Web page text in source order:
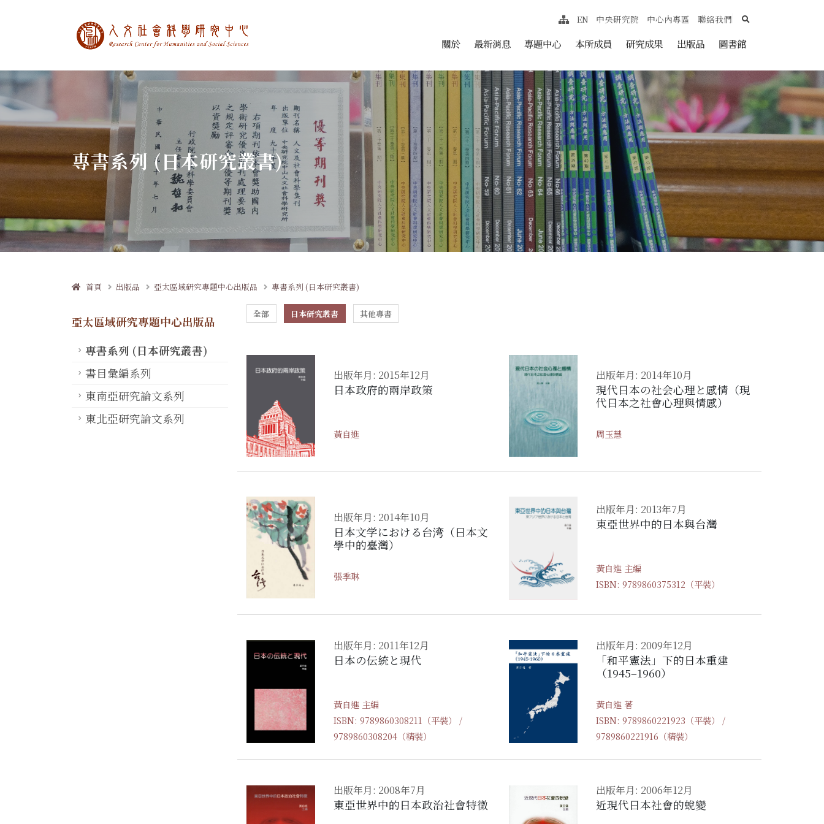
中央研究院人文社會科學研究中心 跳至中央區塊/Main Content
關於 最新消息 專題中心 本所成員 研究成果 出版品 圖書館
網站導覽
EN 中央研究院 中心內專區 聯絡我們 search
:::
專書系列 (日本研究叢書)
首頁 出版品 亞太區域研究專題中心出版品 專書系列 (日本研究叢書)
亞太區域研究專題中心出版品
專書系列 (日本研究叢書)
書目彙編系列
東南亞研究論文系列
東北亞研究論文系列
全部 日本研究叢書 其他專書
出版年月: 2015年12月
日本政府的兩岸政策
黃自進
出版年月: 2014年10月
現代日本の社会心理と感情（現
代日本之社會心理與情感）
周玉慧
出版年月: 2014年10月
日本文学における台湾（日本文
學中的臺灣）
張季琳
出版年月: 2013年7月
東亞世界中的日本與台灣
黃自進 主編
ISBN: 9789860375312（平裝）
出版年月: 2011年12月
日本の伝統と現代
黃自進 主編
ISBN: 9789860308211（平裝） /
9789860308204（精裝）
出版年月: 2009年12月
「和平憲法」下的日本重建
（1945–1960）
黃自進 著
ISBN: 9789860221923（平裝） /
9789860221916（精裝）
出版年月: 2008年7月
東亞世界中的日本政治社會特徵
出版年月: 2006年12月
近現代日本社會的蛻變